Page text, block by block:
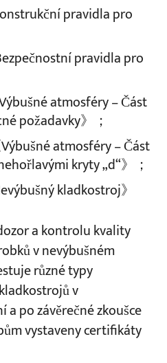
pravidla pro
pravidla pro
atmosféry – Část
požadavky》；
atmosféry – Část
kryty „d“》；
kladkostroj》
a kontrolu kvality
v nevýbušném
různé typy
v
po závěrečné zkoušce
vystaveny certifikáty